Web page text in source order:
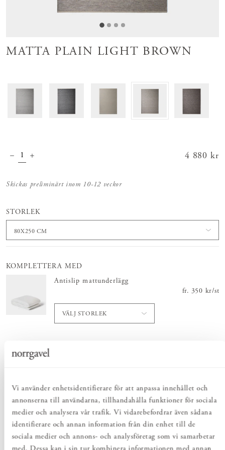
Vi använder enhetsidentifierare för att anpassa innehållet och
annonserna till användarna, tillhandahålla funktioner för sociala
medier och analysera vår trafik. Vi vidarebefordrar även sådana
identifierare och annan information från din enhet till de
sociala medier och annons- och analysföretag som vi samarbetar
MATTA PLAIN LIGHT BROWN
Pris:
4 880 kr
Skickas preliminärt inom 10-12 veckor
STORLEK
80X250 CM
KOMPLETTERA MED
Antislip mattunderlägg
fr. Pris :350
350 kr/st
VÄLJ STORLEK
Lägg i varukorgen
PRODUKTBESKRIVNING